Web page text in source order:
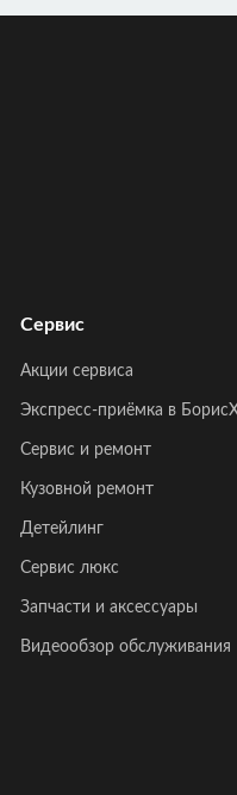
Сервис
Акции сервиса
Экспресс-приёмка в
Сервис и ремонт
Кузовной ремонт
Детейлинг
Сервис люкс
Запчасти и аксессуары
Видеообзор обслуживания